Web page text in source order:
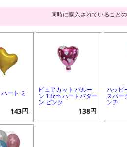
同時に購入されていること
ート ミ
143円
ピュアカット バルー
ン 13cm ハートパター
ン ピンク
138円
ハッピ
スパー
ンチ